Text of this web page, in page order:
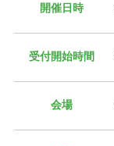
開催日時
受付開始時間
会場